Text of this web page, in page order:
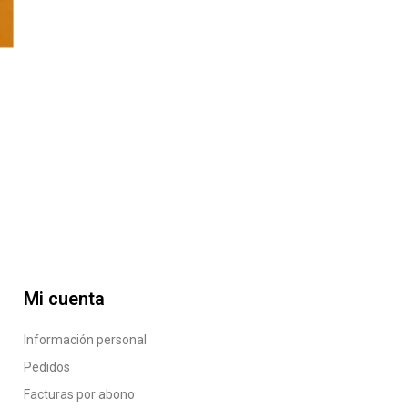
Mi cuenta
Información personal
Pedidos
Facturas por abono